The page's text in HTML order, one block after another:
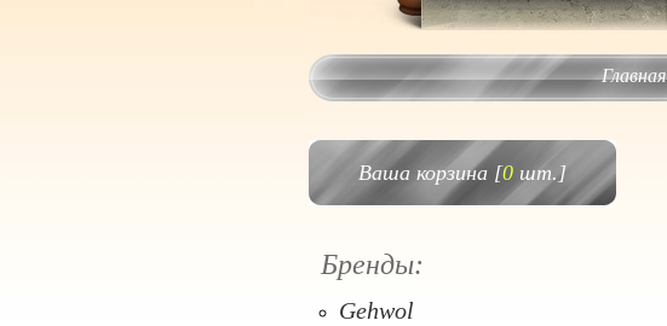
Главная
Ваша корзина [0шт.]
Бренды:
Gehwol